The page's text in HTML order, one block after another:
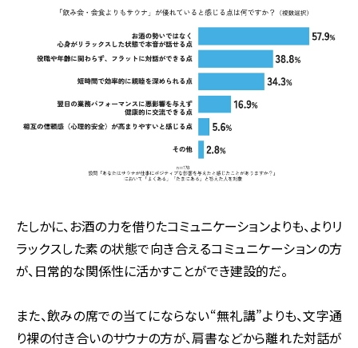
たしかに、お酒の力を借りたコミュニケーションよりも、よりリ
ラックスした素の状態で向き合えるコミュニケーションの方
が、日常的な関係性に活かすことができ建設的だ。
また、飲みの席での当てにならない“無礼講”よりも、文字通
り裸の付き合いのサウナの方が、肩書などから離れた対話が